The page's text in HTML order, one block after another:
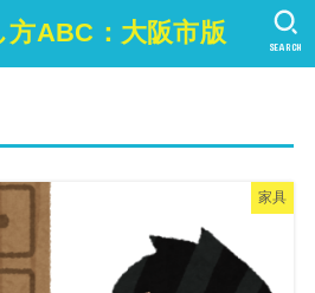
方ABC：大阪市版 SEARCH
家具